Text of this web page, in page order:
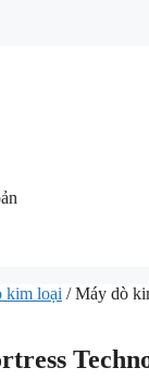
kim loại / Máy dò